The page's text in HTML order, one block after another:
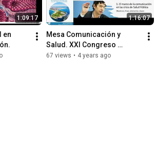
1:09:17
en
1:16:07
Mesa Comunicación y
Salud. XXI Congreso
Nacional y X Internacional
67 views • 4 years ago